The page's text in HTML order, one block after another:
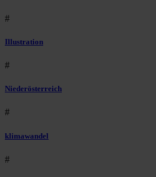
#
Illustration
#
Niederösterreich
#
klimawandel
#